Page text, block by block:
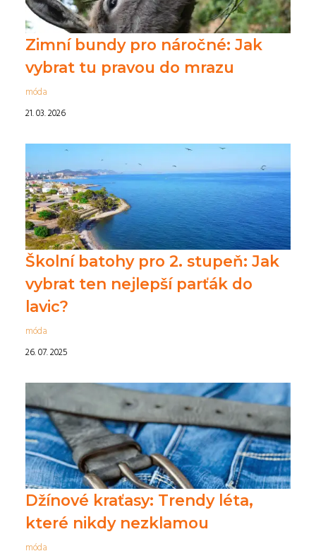
Zimní bundy pro náročné: Jak
vybrat tu pravou do mrazu
móda
21. 03. 2026
Školní batohy pro 2. stupeň: Jak
vybrat ten nejlepší parťák do
lavic?
móda
26. 07. 2025
Džínové kraťasy: Trendy léta,
které nikdy nezklamou
móda